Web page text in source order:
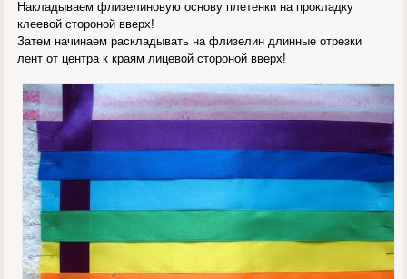
Накладываем флизелиновую основу плетенки на прокладку
клеевой стороной вверх!
Затем начинаем раскладывать на флизелин длинные отрезки
лент от центра к краям лицевой стороной вверх!